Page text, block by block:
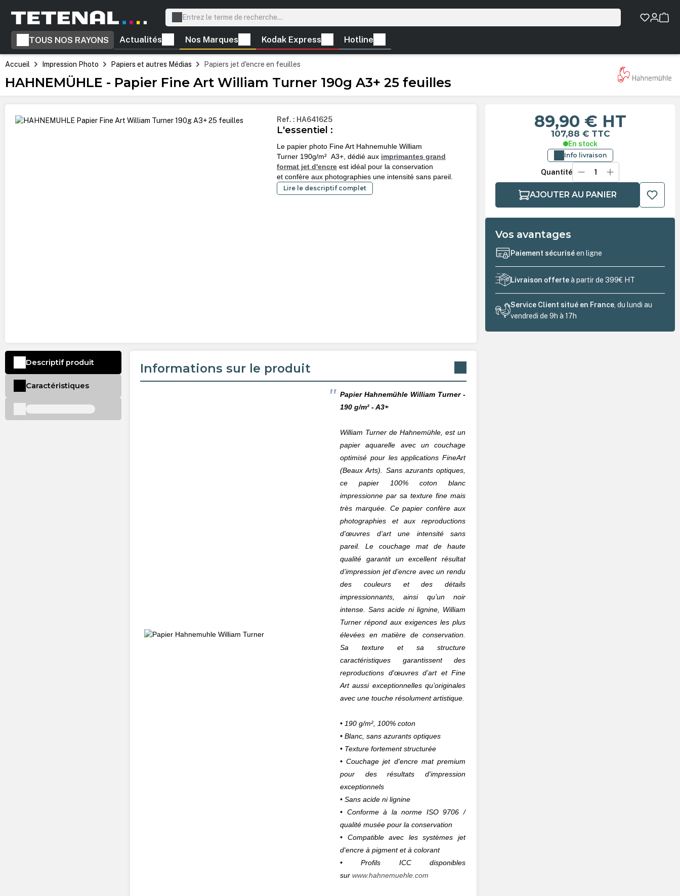
Passer à la navigation principale
TOUS NOS RAYONS Actualités Nos Marques Kodak Express Hotline
Accueil Impression Photo Papiers et autres Médias Papiers jet d'encre en feuilles
HAHNEMÜHLE - Papier Fine Art William Turner 190g A3+ 25 feuilles
Ignorer la galerie d'images Ref. : HA641625
L'essentiel :
Le papier photo Fine Art Hahnemuhle William
Turner 190g/m² A3+ , dédié aux imprimantes grand
format jet d'encre est idéal pour la conservation
etconfère aux photographies une intensité sans pareil.
Lire le descriptif complet
89,90 € HT
107,88 € TTC
En stock
Info livraison
Quantité
AJOUTER AU PANIER
Vos avantages
Paiement sécuriséen ligne
Livraison offerteà partir de 399€ HT
Service Client situé en France , du lundi au
vendredi de 9h à 17h
Informations sur le produit
PapierHahnemühle William Turner -
190 g/m² - A3+
William Turner de Hahnemühle, est un
papier aquarelle avec un couchage
optimisé pour les applications FineArt
(Beaux Arts). Sans azurants optiques,
ce papier 100% coton blanc
impressionne par sa texture fine mais
très marquée. Ce papier confère aux
photographies et aux reproductions
d'œuvres d’art une intensité sans
pareil. Le couchage mat de haute
qualité garantit un excellent résultat
d’impression jet d’encre avec un rendu
des couleurs et des détails
impressionnants, ainsi qu’un noir
intense. Sans acide ni lignine, William
Turner répond aux exigences les plus
élevées en matière de conservation.
Sa texture et sa structure
caractéristiques garantissent des
reproductions d'œuvres d’art et Fine
Art aussi exceptionnelles qu’originales
avec une touche résolument artistique.
• 190 g/m², 100% coton
• Blanc, sans azurants optiques
• Texture fortement structurée
• Couchage jet d'encre mat premium
pour des résultats d'impression
exceptionnels
• Sans acide ni lignine
• Conforme à la norme ISO 9706 /
qualité musée pour la conservation
• Compatible avec les systèmes jet
d'encre à pigment et à colorant
• Profils ICC disponibles
surwww.hahnemuehle.com
Descriptif produit
Caractéristiques